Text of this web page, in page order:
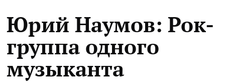
Юрий Наумов: Рок-
группа одного
музыканта